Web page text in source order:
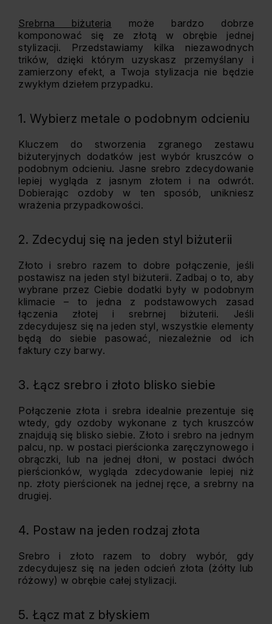
Srebrna biżuteria może bardzo dobrze
komponować się ze złotą w obrębie jednej
stylizacji. Przedstawiamy kilka niezawodnych
trików, dzięki którym uzyskasz przemyślany i
zamierzony efekt, a Twoja stylizacja nie będzie
zwykłym dziełem przypadku.
1. Wybierz metale o podobnym odcieniu
Kluczem do stworzenia zgranego zestawu
biżuteryjnych dodatków jest wybór kruszców o
podobnym odcieniu. Jasne srebro zdecydowanie
lepiej wygląda z jasnym złotem i na odwrót.
Dobierając ozdoby w ten sposób, unikniesz
wrażenia przypadkowości.
2. Zdecyduj się na jeden styl biżuterii
Złoto i srebro razem to dobre połączenie, jeśli
postawisz na jeden styl biżuterii. Zadbaj o to, aby
wybrane przez Ciebie dodatki były w podobnym
klimacie – to jedna z podstawowych zasad
łączenia złotej i srebrnej biżuterii. Jeśli
zdecydujesz się na jeden styl, wszystkie elementy
będą do siebie pasować, niezależnie od ich
faktury czy barwy.
3. Łącz srebro i złoto blisko siebie
Połączenie złota i srebra idealnie prezentuje się
wtedy, gdy ozdoby wykonane z tych kruszców
znajdują się blisko siebie. Złoto i srebro na jednym
palcu, np. w postaci pierścionka zaręczynowego i
obrączki, lub na jednej dłoni, w postaci dwóch
pierścionków, wygląda zdecydowanie lepiej niż
np. złoty pierścionek na jednej ręce, a srebrny na
drugiej.
4. Postaw na jeden rodzaj złota
Srebro i złoto razem to dobry wybór, gdy
zdecydujesz się na jeden odcień złota (żółty lub
różowy) w obrębie całej stylizacji.
5. Łącz mat z błyskiem